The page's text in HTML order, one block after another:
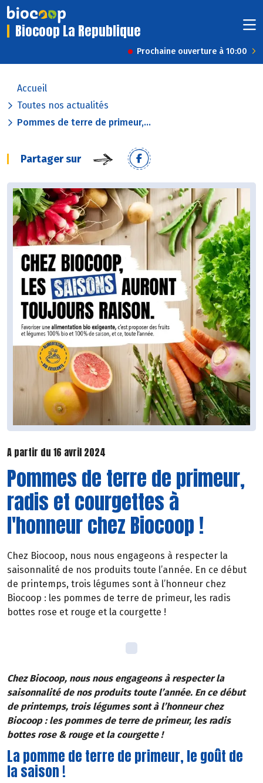
Biocoop La Republique
Prochaine ouverture à 10:00
Accueil
Toutes nos actualités
Pommes de terre de primeur,...
Partager sur
A partir du 16 avril 2024
Pommes de terre de primeur,
radis et courgettes à
l'honneur chez Biocoop !
Chez Biocoop, nous nous engageons à respecter la
saisonnalité de nos produits toute l’année. En ce début
de printemps, trois légumes sont à l’honneur chez
Biocoop : les pommes de terre de primeur, les radis
bottes rose et rouge et la courgette !
Chez Biocoop, nous nous engageons à respecter la
saisonnalité de nos produits toute l’année. En ce début
de printemps, trois légumes sont à l’honneur chez
Biocoop : les pommes de terre de primeur, les radis
bottes rose & rouge et la courgette !
La pomme de terre de primeur, le goût de
la saison !